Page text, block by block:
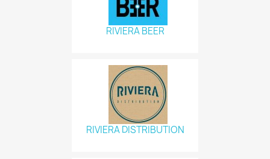
RIVIERA BEER
RIVIERA DISTRIBUTION